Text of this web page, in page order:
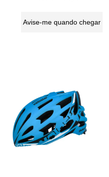
Avise-me quando chegar